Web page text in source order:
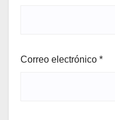
Correo electrónico *